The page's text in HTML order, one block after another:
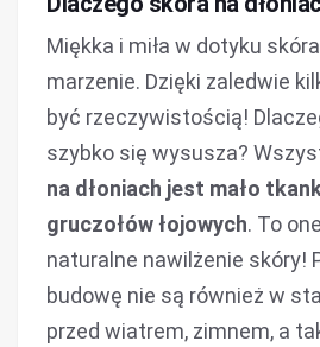
Miękka i miła w dotyku
marzenie. Dzięki zaledwie
być rzeczywistością!
szybko się wysusza?
na dłoniach jest mało
gruczołów łojowych. To
naturalne nawilżenie skóry!
budowę nie są również w
przed wiatrem, zimnem, a